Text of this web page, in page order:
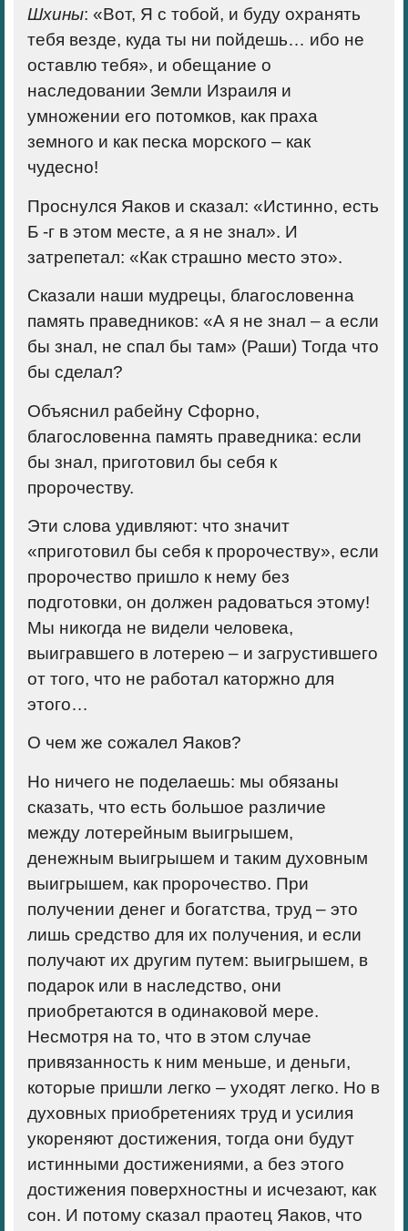
Шхины: «Вот, Я с тобой, и буду охранять
тебя везде, куда ты ни пойдешь… ибо не
оставлю тебя», и обещание о
наследовании Земли Израиля и
умножении его потомков, как праха
земного и как песка морского – как
чудесно!
Проснулся Яаков и сказал: «Истинно, есть
Б -г в этом месте, а я не знал». И
затрепетал: «Как страшно место это».
Сказали наши мудрецы, благословенна
память праведников: «А я не знал – а если
бы знал, не спал бы там» (Раши) Тогда что
бы сделал?
Объяснил рабейну Сфорно,
благословенна память праведника: если
бы знал, приготовил бы себя к
пророчеству.
Эти слова удивляют: что значит
«приготовил бы себя к пророчеству», если
пророчество пришло к нему без
подготовки, он должен радоваться этому!
Мы никогда не видели человека,
выигравшего в лотерею – и загрустившего
от того, что не работал каторжно для
этого…
О чем же сожалел Яаков?
Но ничего не поделаешь: мы обязаны
сказать, что есть большое различие
между лотерейным выигрышем,
денежным выигрышем и таким духовным
выигрышем, как пророчество. При
получении денег и богатства, труд – это
лишь средство для их получения, и если
получают их другим путем: выигрышем, в
подарок или в наследство, они
приобретаются в одинаковой мере.
Несмотря на то, что в этом случае
привязанность к ним меньше, и деньги,
которые пришли легко – уходят легко. Но в
духовных приобретениях труд и усилия
укореняют достижения, тогда они будут
истинными достижениями, а без этого
достижения поверхностны и исчезают, как
сон. И потому сказал праотец Яаков, что